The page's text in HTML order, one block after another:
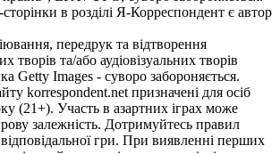
в розділі Я-Корреспондент є автор
передрук та відтворення
творів та/або аудіовізуальних творів
Getty Images - суворо забороняється.
korrespondent.net призначені для осіб
(21+). Участь в азартних іграх може
залежність. Дотримуйтесь правил
гри. При виявленні перших